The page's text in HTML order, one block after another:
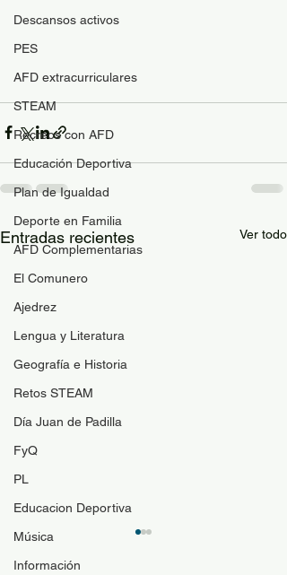
Descansos activos
PES
AFD extracurriculares
STEAM
Recreos con AFD
Educación Deportiva
Plan de Igualdad
Deporte en Familia
AFD Complementarias
El Comunero
Ajedrez
Lengua y Literatura
Geografía e Historia
Retos STEAM
Día Juan de Padilla
FyQ
PL
Educacion Deportiva
Música
Información
Entradas recientes Ver todo